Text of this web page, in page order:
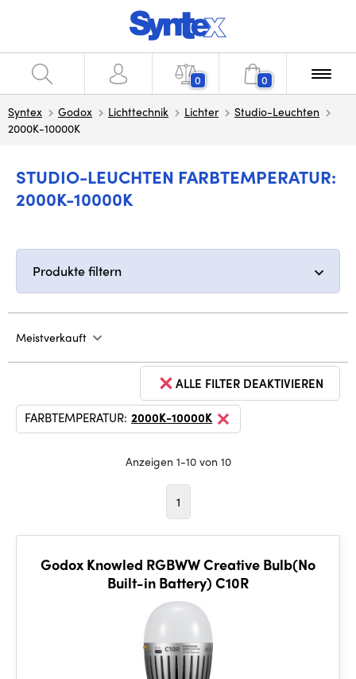
0 0
Syntex Godox Lichttechnik Lichter
Studio-Leuchten
2000K-10000K
STUDIO-LEUCHTEN FARBTEMPERATUR:
2000K-10000K
Produkte filtern
Meistverkauft
ALLE FILTER DEAKTIVIEREN
FARBTEMPERATUR: 2000K-10000K
Anzeigen 1-10 von 10
1
Godox Knowled RGBWW Creative Bulb(No
Built-in Battery) C10R